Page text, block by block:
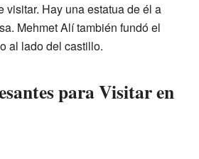
visitar. Hay una estatua de él a
Mehmet Alí también fundó el
al lado del castillo.
para Visitar en